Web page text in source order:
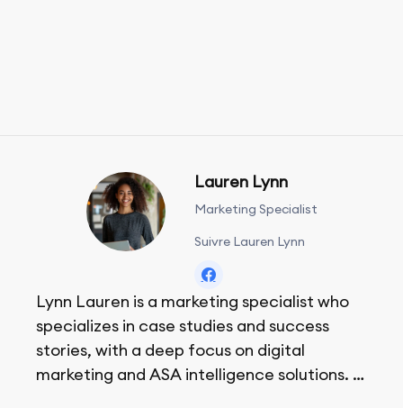
Lauren Lynn
Marketing Specialist
Suivre Lauren Lynn
Lynn Lauren is a marketing specialist who
specializes in case studies and success
stories, with a deep focus on digital
marketing and ASA intelligence solutions.